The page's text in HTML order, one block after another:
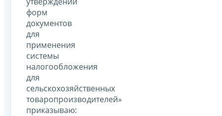
форм
документов
для
применения
системы
налогообложения
для
сельскохозяйственных
товаропроизводителей»
приказываю: